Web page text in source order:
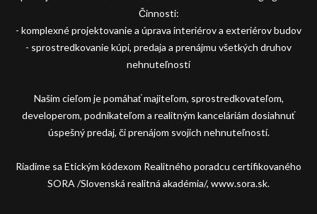
Činnosti:
- komplexné projektovanie a úprava interiérov a exteriérov budov
- sprostredkovanie kúpi, predaja a prenájmu všetkých druhov
nehnuteľností
Našim cieľom je pomáhať majiteľom, sprostredkovateľom,
developerom, podnikateľom a realitným kanceláriám dosiahnuť
úspešný predaj, či prenájom svojich nehnuteľností.
Riadime sa Etickým kódexom Realitného poradcu certifikovaného
SORA /Slovenská realitná akadémia/, www.sora.sk.